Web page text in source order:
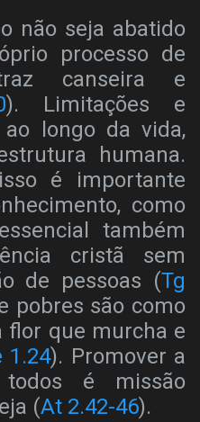
não seja abatido
processo de
canseira e
). Limitações e
longo da vida,
humana.
é importante
como
também
cristã sem
de pessoas (Tg
pobres são como
flor que murcha e
1.24). Promover a
é missão
(At 2.42-46).